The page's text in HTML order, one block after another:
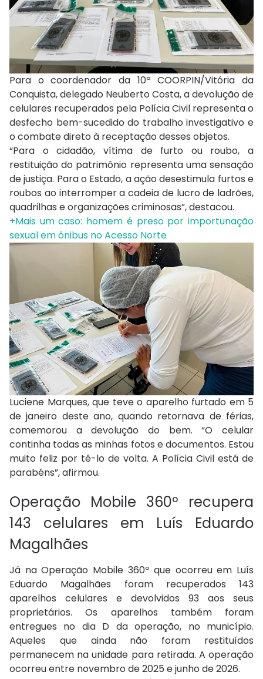
Para o coordenador da 10ª COORPIN/Vitória da
Conquista, delegado Neuberto Costa, a devolução de
celulares recuperados pela Polícia Civil representa o
desfecho bem-sucedido do trabalho investigativo e
o combate direto à receptação desses objetos.
“Para o cidadão, vítima de furto ou roubo, a
restituição do patrimônio representa uma sensação
de justiça. Para o Estado, a ação desestimula furtos e
roubos ao interromper a cadeia de lucro de ladrões,
quadrilhas e organizações criminosas”, destacou.
+Mais um caso: homem é preso por importunação
sexual em ônibus no Acesso Norte
Luciene Marques, que teve o aparelho furtado em 5
de janeiro deste ano, quando retornava de férias,
comemorou a devolução do bem. “O celular
continha todas as minhas fotos e documentos. Estou
muito feliz por tê-lo de volta. A Polícia Civil está de
parabéns”, afirmou.
Operação Mobile 360º recupera
143 celulares em Luís Eduardo
Magalhães
Já na Operação Mobile 360º que ocorreu em Luís
Eduardo Magalhães foram recuperados 143
aparelhos celulares e devolvidos 93 aos seus
proprietários. Os aparelhos também foram
entregues no dia D da operação, no município.
Aqueles que ainda não foram restituídos
permanecem na unidade para retirada. A operação
ocorreu entre novembro de 2025 e junho de 2026.